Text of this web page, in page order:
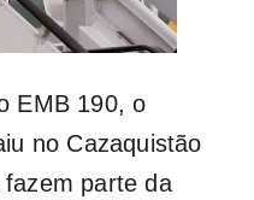
EMB 190, o
no Cazaquistão
parte da